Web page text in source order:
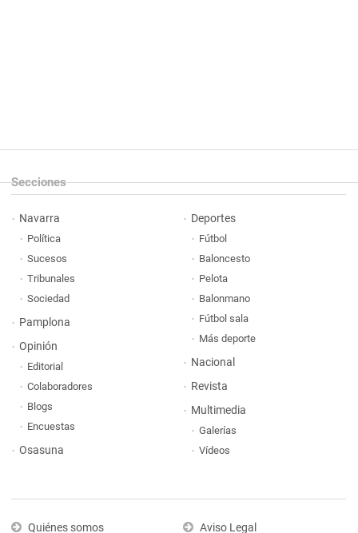
Secciones
Navarra
Política
Sucesos
Tribunales
Sociedad
Pamplona
Opinión
Editorial
Colaboradores
Blogs
Encuestas
Osasuna
Deportes
Fútbol
Baloncesto
Pelota
Balonmano
Fútbol sala
Más deporte
Nacional
Revista
Multimedia
Galerías
Vídeos
Quiénes somos Aviso Legal